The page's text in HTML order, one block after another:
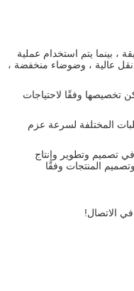
، بينما يتم استخدام عملية
نقل عالية ، وضوضاء منخفضة ،
50100150200350380 ، يمكن تخصيصها وفقًا لاحتياجات
المختلفة لسرعة عزم
من الخبرة في تصميم وتطوير وإنتاج
المنتجات وفقًا
في الاتصال!